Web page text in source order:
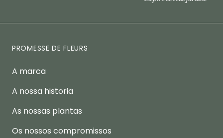
PROMESSE DE FLEURS
A marca
A nossa historia
As nossas plantas
Os nossos compromissos